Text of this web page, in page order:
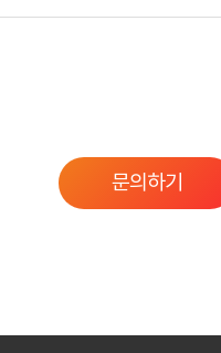
문의하기